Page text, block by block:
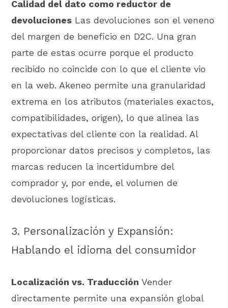
Calidad del dato como reductor de
devoluciones Las devoluciones son el veneno
del margen de beneficio en D2C. Una gran
parte de estas ocurre porque el producto
recibido no coincide con lo que el cliente vio
en la web. Akeneo permite una granularidad
extrema en los atributos (materiales exactos,
compatibilidades, origen), lo que alinea las
expectativas del cliente con la realidad. Al
proporcionar datos precisos y completos, las
marcas reducen la incertidumbre del
comprador y, por ende, el volumen de
devoluciones logísticas.
3. Personalización y Expansión:
Hablando el idioma del consumidor
Localización vs. Traducción Vender
directamente permite una expansión global